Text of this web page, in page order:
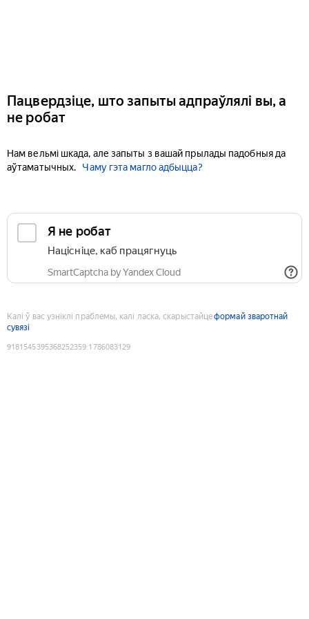
Пацвердзіце, што запыты адпраўлялі вы, а
не робат
Нам вельмі шкада, але запыты з вашай прылады падобныя да
аўтаматычных.
Чаму гэта магло адбыцца?
Я не робат
Націсніце, каб працягнуць
SmartCaptcha by Yandex Cloud
Калі ў вас узніклі праблемы, калі ласка, скарыстайцеформай зваротнай
сувязі
9181545395368252359:1786083129